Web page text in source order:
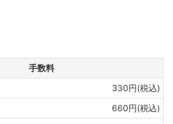
手数料
330円(税込)
660円(税込)